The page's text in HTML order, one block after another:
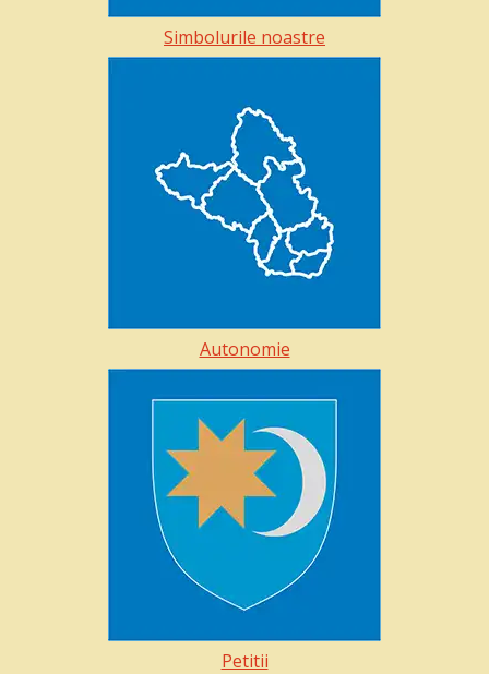
Simbolurile noastre
Autonomie
Petitii